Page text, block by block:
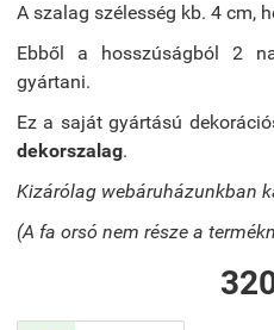
A szalag szélesség kb. 4 cm,
Ebből a hosszúságból 2
gyártani.
Ez a saját gyártású
dekorszalag.
Kizárólag webáruházunkban
(A fa orsó nem része a